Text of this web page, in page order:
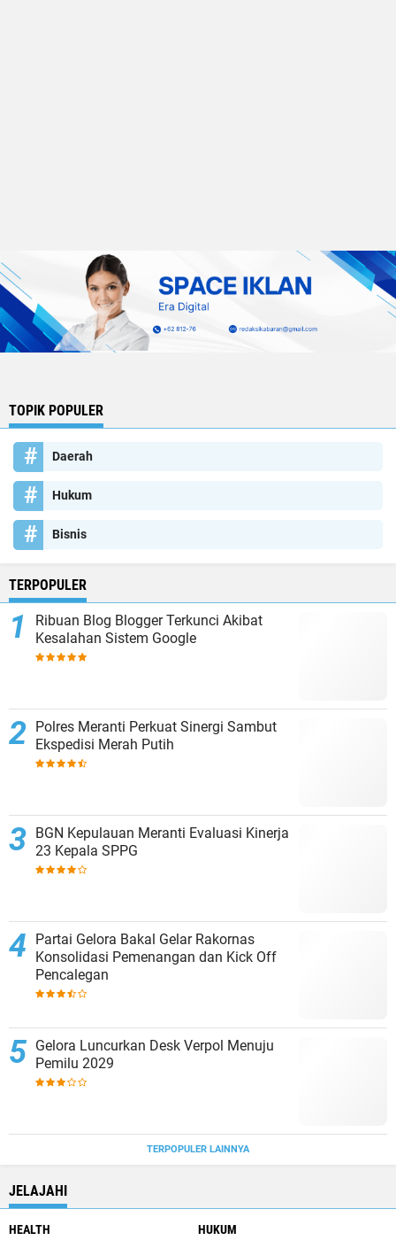
TOPIK POPULER
Daerah
Hukum
Bisnis
TERPOPULER
Ribuan Blog Blogger Terkunci Akibat
Kesalahan Sistem Google
Polres Meranti Perkuat Sinergi Sambut
Ekspedisi Merah Putih
BGN Kepulauan Meranti Evaluasi Kinerja
23 Kepala SPPG
Partai Gelora Bakal Gelar Rakornas
Konsolidasi Pemenangan dan Kick Off
Pencalegan
Gelora Luncurkan Desk Verpol Menuju
Pemilu 2029
TERPOPULER LAINNYA
JELAJAHI
HEALTH
HUKUM